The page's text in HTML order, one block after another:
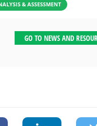
& ASSESSMENT
GO TO NEWS AND